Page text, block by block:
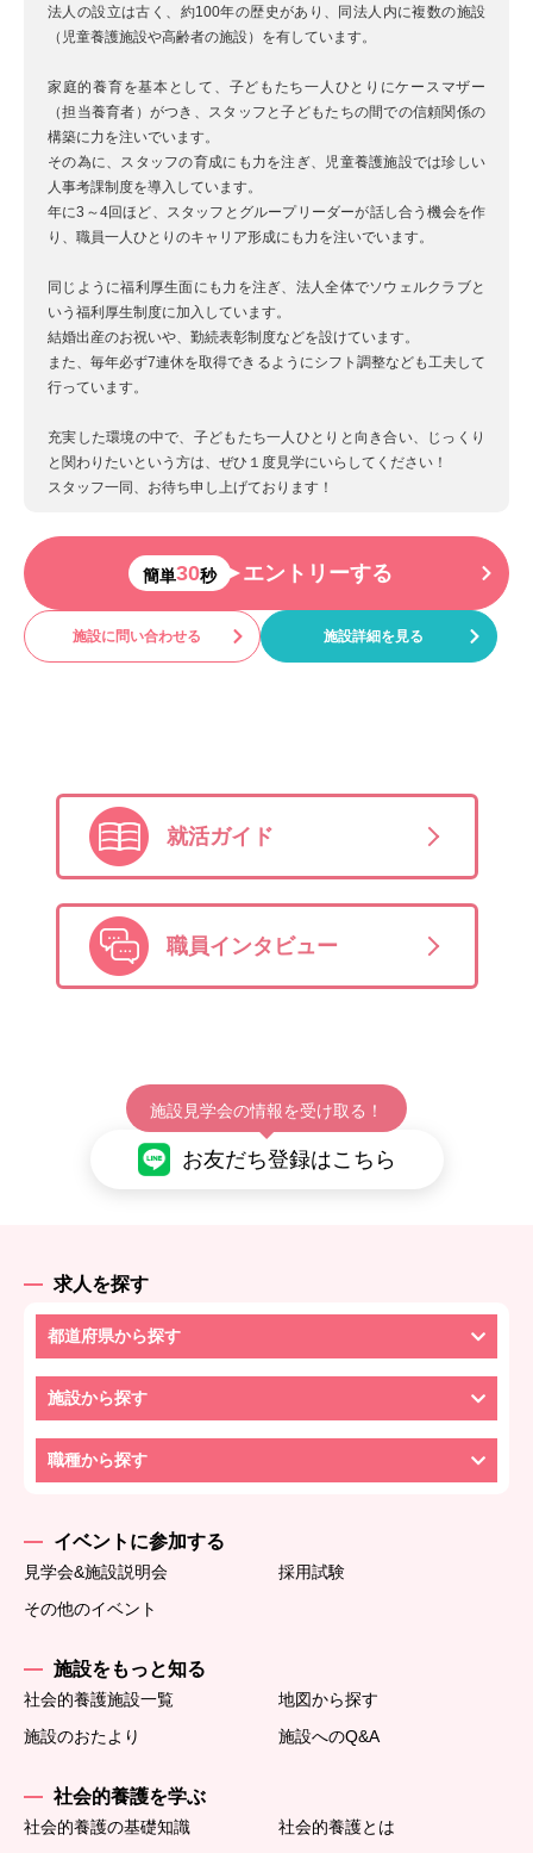
法人の設立は古く、約100年の歴史があり、同法人内に複数の施設
（児童養護施設や高齢者の施設）を有しています。
家庭的養育を基本として、子どもたち一人ひとりにケースマザー
（担当養育者）がつき、スタッフと子どもたちの間での信頼関係の
構築に力を注いでいます。
その為に、スタッフの育成にも力を注ぎ、児童養護施設では珍しい
人事考課制度を導入しています。
年に3～4回ほど、スタッフとグループリーダーが話し合う機会を作
り、職員一人ひとりのキャリア形成にも力を注いでいます。
同じように福利厚生面にも力を注ぎ、法人全体でソウェルクラブと
いう福利厚生制度に加入しています。
結婚出産のお祝いや、勤続表彰制度などを設けています。
また、毎年必ず7連休を取得できるようにシフト調整なども工夫して
行っています。
充実した環境の中で、子どもたち一人ひとりと向き合い、じっくり
と関わりたいという方は、ぜひ１度見学にいらしてください！
スタッフ一同、お待ち申し上げております！
簡単30秒 エントリーする
施設に問い合わせる 施設詳細を見る
就活ガイド
職員インタビュー
施設見学会の情報を受け取る！
お友だち登録はこちら
求人を探す
都道府県から探す
施設から探す
職種から探す
イベントに参加する
見学会&施設説明会
採用試験
その他のイベント
施設をもっと知る
社会的養護施設一覧
地図から探す
施設のおたより
施設へのQ&A
社会的養護を学ぶ
社会的養護の基礎知識
社会的養護とは